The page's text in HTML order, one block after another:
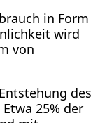
in Form
wird
von
des
25% der